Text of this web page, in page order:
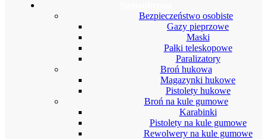
Bezpieczeństwo osobiste
Gazy pieprzowe
Maski
Pałki teleskopowe
Paralizatory
Broń hukowa
Magazynki hukowe
Pistolety hukowe
Broń na kule gumowe
Karabinki
Pistolety na kule gumowe
Rewolwery na kule gumowe